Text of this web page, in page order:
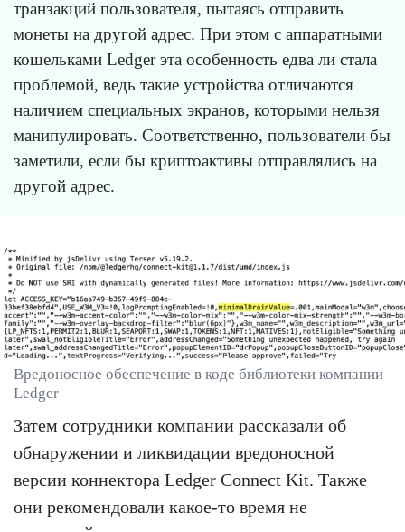
транзакций пользователя, пытаясь отправить
монеты на другой адрес. При этом с аппаратными
кошельками Ledger эта особенность едва ли стала
проблемой, ведь такие устройства отличаются
наличием специальных экранов, которыми нельзя
манипулировать. Соответственно, пользователи бы
заметили, если бы криптоактивы отправлялись на
другой адрес.
Вредоносное обеспечение в коде библиотеки компании
Ledger
Затем сотрудники компании рассказали об
обнаружении и ликвидации вредоносной
версии коннектора Ledger Connect Kit. Также
они рекомендовали какое-то время не